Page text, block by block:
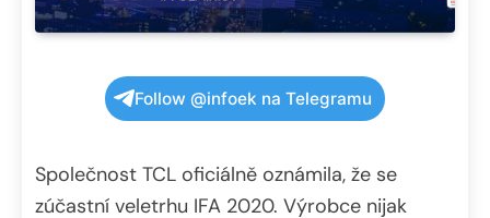
Follow @infoek na Telegramu
Společnost TCL oficiálně oznámila, že se
zúčastní veletrhu IFA 2020. Výrobce nijak